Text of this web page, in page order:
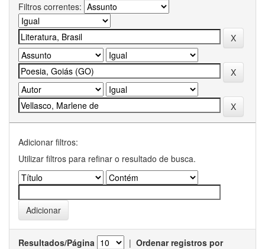
Filtros correntes:
Adicionar filtros:
Utilizar filtros para refinar o resultado de busca.
Resultados/Página | Ordenar registros por